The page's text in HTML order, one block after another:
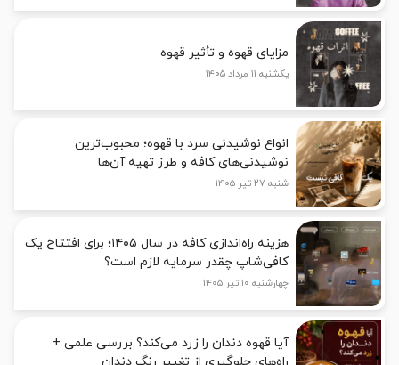
مزایای قهوه و تأثیر قهوه
یکشنبه ۱۱ مرداد ۱۴۰۵
انواع نوشیدنی سرد با قهوه؛ محبوب‌ترین
نوشیدنی‌های کافه و طرز تهیه آن‌ها
شنبه ۲۷ تیر ۱۴۰۵
هزینه راه‌اندازی کافه در سال ۱۴۰۵؛ برای افتتاح یک
کافی‌شاپ چقدر سرمایه لازم است؟
چهارشنبه ۱۰ تیر ۱۴۰۵
آیا قهوه دندان را زرد می‌کند؟ بررسی علمی +